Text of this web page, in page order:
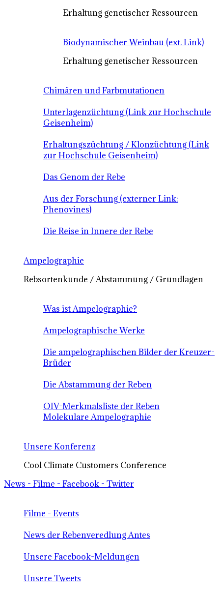
Erhaltung genetischer Ressourcen
Biodynamischer Weinbau (ext. Link)
Erhaltung genetischer Ressourcen
Chimären und Farbmutationen
Unterlagenzüchtung (Link zur Hochschule
Geisenheim)
Erhaltungszüchtung / Klonzüchtung (Link
zur Hochschule Geisenheim)
Das Genom der Rebe
Aus der Forschung (externer Link:
Phenovines)
Die Reise in Innere der Rebe
Ampelographie
Rebsortenkunde / Abstammung / Grundlagen
Was ist Ampelographie?
Ampelographische Werke
Die ampelographischen Bilder der Kreuzer-
Brüder
Die Abstammung der Reben
OIV-Merkmalsliste der Reben
Molekulare Ampelographie
Unsere Konferenz
Cool Climate Customers Conference
News - Filme - Facebook - Twitter
Filme - Events
News der Rebenveredlung Antes
Unsere Facebook-Meldungen
Unsere Tweets